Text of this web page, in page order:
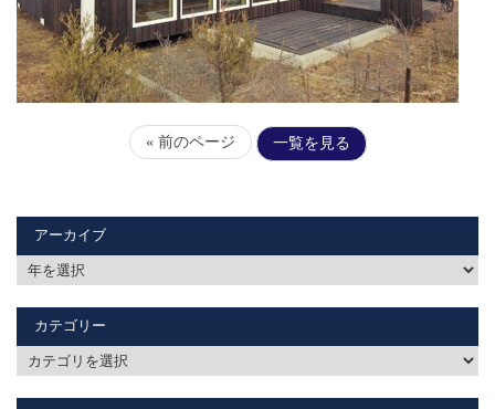
« 前のページ 一覧を見る
アーカイブ
カテゴリー